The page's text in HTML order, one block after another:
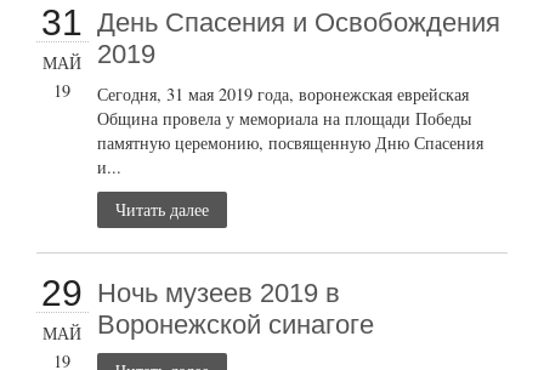
31
МАЙ
19
День Спасения и Освобождения
2019
Сегодня, 31 мая 2019 года, воронежская еврейская
Община провела у мемориала на площади Победы
памятную церемонию, посвященную Дню Спасения
и...
Читать далее
29
МАЙ
19
Ночь музеев 2019 в
Воронежской синагоге